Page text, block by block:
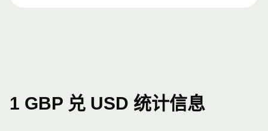
1 GBP 兑 USD 统计信息